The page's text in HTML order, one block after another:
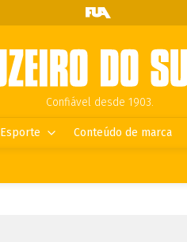
Confiável desde 1903.
Esporte Conteúdo de marca